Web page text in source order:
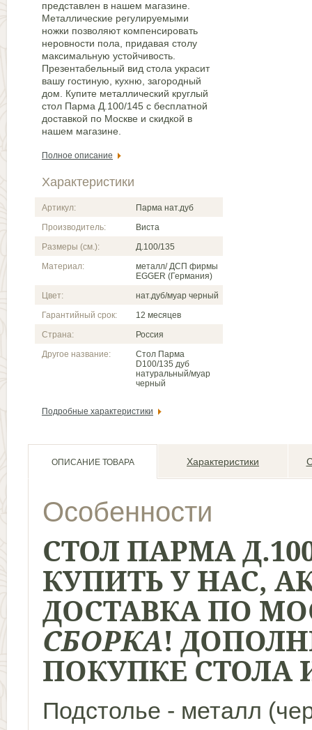
представлен в нашем магазине.
Металлические регулируемыми
ножки позволяют компенсировать
неровности пола, придавая столу
максимальную устойчивость.
Презентабельный вид стола украсит
вашу гостиную, кухню, загородный
дом. Купите металлический круглый
стол Парма Д.100/145 с бесплатной
доставкой по Москве и скидкой в
нашем магазине.
Полное описание
Характеристики
Артикул:
Парма нат.дуб
Производитель:
Виста
Размеры (см.):
Д.100/135
Материал:
металл/ ДСП фирмы
EGGER (Германия)
Цвет:
нат.дуб/муар черный
Гарантийный срок:
12 месяцев
Страна:
Россия
Другое название:
Стол Парма
D100/135 дуб
натуральный/муар
черный
Подробные характеристики
ОПИСАНИЕ ТОВАРА Характеристики
Особенности
СТОЛ ПАРМА
КУПИТЬ У НАС,
ДОСТАВКА ПО
СБОРКА!
ПОКУПКЕ СТОЛА
Подстолье - металл